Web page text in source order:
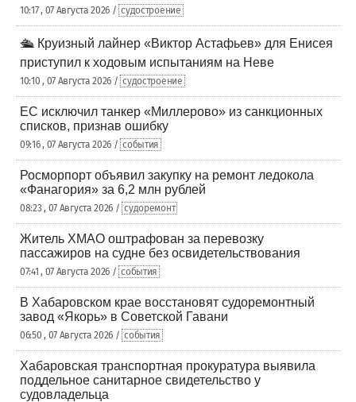
10:17 , 07 Августа 2026 / судостроение
🛳️ Круизный лайнер «Виктор Астафьев» для Енисея
приступил к ходовым испытаниям на Неве
10:10 , 07 Августа 2026 / судостроение
ЕС исключил танкер «Миллерово» из санкционных
списков, признав ошибку
09:16 , 07 Августа 2026 / события
Росморпорт объявил закупку на ремонт ледокола
«Фанагория» за 6,2 млн рублей
08:23 , 07 Августа 2026 / судоремонт
Житель ХМАО оштрафован за перевозку
пассажиров на судне без освидетельствования
07:41 , 07 Августа 2026 / события
В Хабаровском крае восстановят судоремонтный
завод «Якорь» в Советской Гавани
06:50 , 07 Августа 2026 / события
Хабаровская транспортная прокуратура выявила
поддельное санитарное свидетельство у
судовладельца